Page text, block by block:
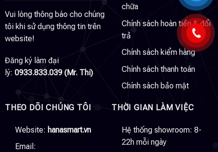
Vui lòng thông báo cho chúng
tôi khi sử dụng thông tin trên
website!
Đăng ký làm đại
lý: 0933.833.039 (Mr. Thi)
chữa
Chính sách hoàn tiền & đổi
trả
Chính sách kiểm hàng
Chính sách thanh toán
Chính sách bảo mật
THEO DÕI CHÚNG TÔI
Website: hanasmart.vn
Email:
THỜI GIAN LÀM VIỆC
Hệ thống showroom: 8-
22h mỗi ngày